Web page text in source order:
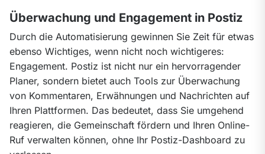
Überwachung und Engagement in Postiz
Durch die Automatisierung gewinnen Sie Zeit für etwas
ebenso Wichtiges, wenn nicht noch wichtigeres:
Engagement. Postiz ist nicht nur ein hervorragender
Planer, sondern bietet auch Tools zur Überwachung
von Kommentaren, Erwähnungen und Nachrichten auf
Ihren Plattformen. Das bedeutet, dass Sie umgehend
reagieren, die Gemeinschaft fördern und Ihren Online-
Ruf verwalten können, ohne Ihr Postiz-Dashboard zu